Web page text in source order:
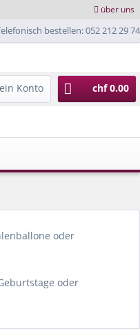
über uns
bestellen: 052 212 29 74
Konto chf 0.00
oder
oder